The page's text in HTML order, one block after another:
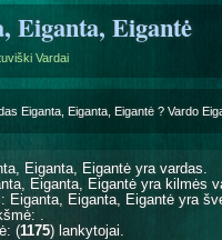
Eiganta, Eigantė
Vardai
Eiganta, Eiganta, Eigantė ? Vardo
Eiganta, Eigantė yra vardas.
Eiganta, Eigantė yra kilmės
Eiganta, Eiganta, Eigantė yra
.
(1175) lankytojai.